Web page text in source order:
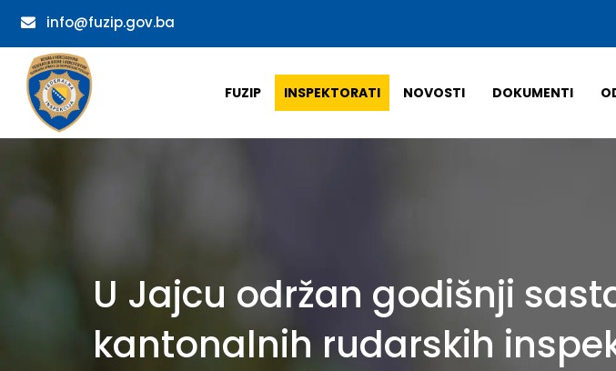
info@fuzip.gov.ba
FUZIP INSPEKTORATI NOVOSTI DOKUMENTI
U Jajcu održan godišnji
kantonalnih rudarskih